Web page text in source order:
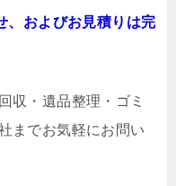
、およびお見積りは完
収・遺品整理・ゴミ
までお気軽にお問い